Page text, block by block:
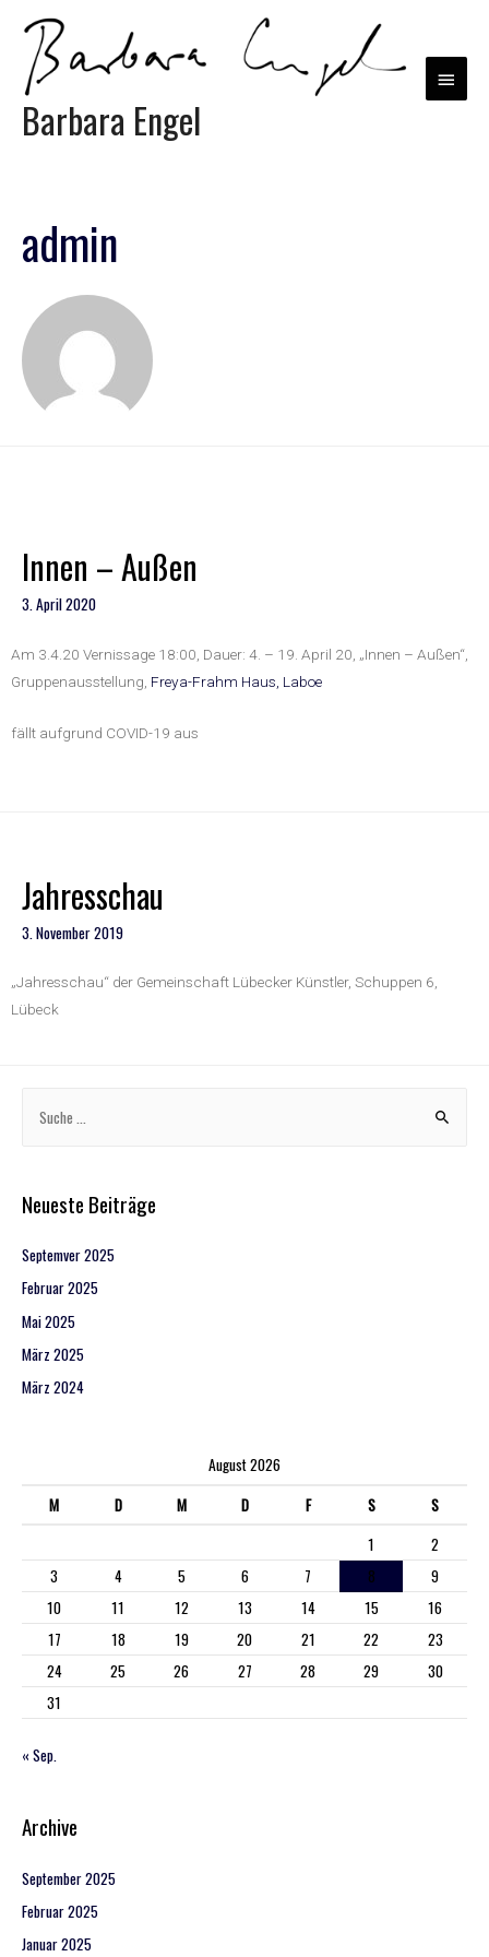
Barbara Engel
admin
Innen – Außen
3. April 2020
Am 3.4.20 Vernissage 18:00, Dauer: 4. – 19. April 20, „Innen – Außen“,
Gruppenausstellung, Freya-Frahm Haus, Laboe
fällt aufgrund COVID-19 aus
Jahresschau
3. November 2019
„Jahresschau“ der Gemeinschaft Lübecker Künstler, Schuppen 6,
Lübeck
Neueste Beiträge
Septemver 2025
Februar 2025
Mai 2025
März 2025
März 2024
August 2026
M
D M D F S
S
1
2
3
4 5 6 7 8
9
10
11 12 13 14 15
16
17
18 19 20 21 22
23
24
25 26 27 28 29
30
31
« Sep.
Archive
September 2025
Februar 2025
Januar 2025